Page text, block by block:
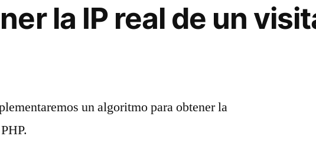
la IP real de un
un algoritmo para obtener la